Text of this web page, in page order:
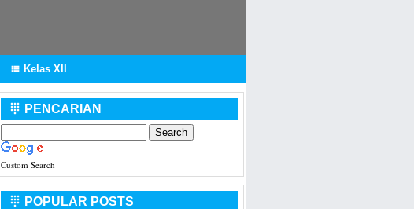
 Kelas XII
 PENCARIAN
Custom Search
 POPULAR POSTS